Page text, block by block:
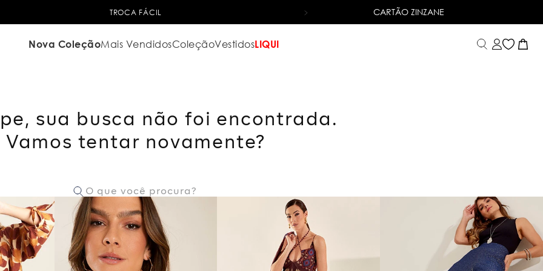
TROCA FÁCIL 6X SEM JUROSNO CARTÃO DE CRÉDITO
CARTÃO ZINZANE
Nova ColeçãoMais VendidosColeçãoVestidosLIQUI
sua busca não foi encontrada.
Vamos tentar novamente?